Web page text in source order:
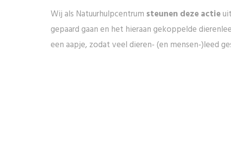
Wij als Natuurhulpcentrum steunen deze actie
gepaard gaan en het hieraan gekoppelde
een aapje, zodat veel dieren- (en mensen-)leed